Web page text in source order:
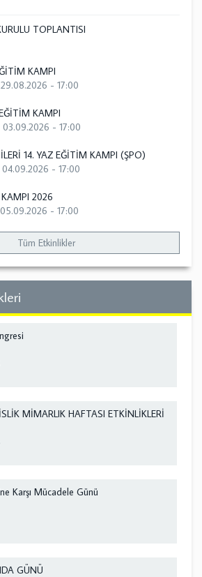
TOPLANTISI
KAMPI
29.08.2026 - 17:00
KAMPI
03.09.2026 - 17:00
14. YAZ EĞİTİM KAMPI (ŞPO)
04.09.2026 - 17:00
2026
05.09.2026 - 17:00
Tüm Etkinlikler
MİMARLIK HAFTASI ETKİNLİKLERİ
Karşı Mücadele Günü
GÜNÜ